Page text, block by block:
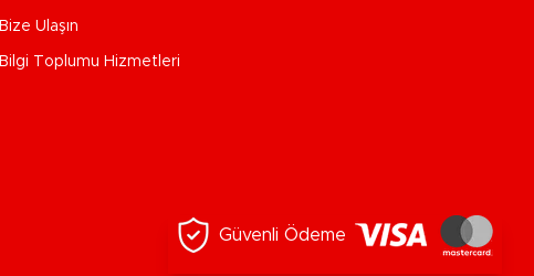
Bize Ulaşın
Bilgi Toplumu Hizmetleri
Güvenli Ödeme